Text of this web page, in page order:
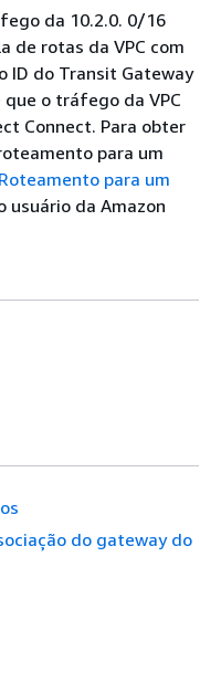
da 10.2.0. 0/16
de rotas da VPC com
ID do Transit Gateway
o tráfego da VPC
Connect. Para obter
para um
Roteamento para um
usuário da Amazon
do gateway do